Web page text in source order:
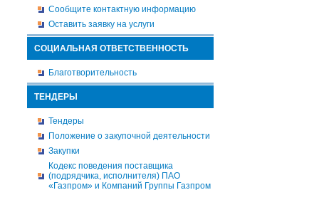
Сообщите контактную информацию
Оставить заявку на услуги
СОЦИАЛЬНАЯ ОТВЕТСТВЕННОСТЬ
Благотворительность
ТЕНДЕРЫ
Тендеры
Положение о закупочной деятельности
Закупки
Кодекс поведения поставщика
(подрядчика, исполнителя) ПАО
«Газпром» и Компаний Группы Газпром